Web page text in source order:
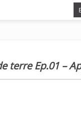
terre Ep.01 –